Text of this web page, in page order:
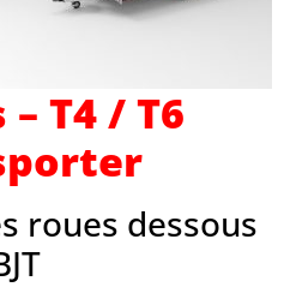
T4 / T6
roues dessous